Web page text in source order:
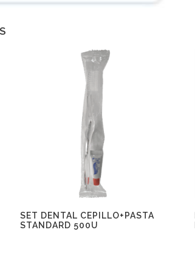
SET DENTAL CEPILLO+PASTA
STANDARD 500U